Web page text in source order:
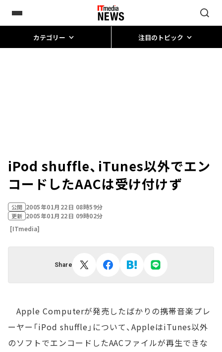
カテゴリー 注目のトピック
iPod shuffle、iTunes以外でエン
コードしたAACは受け付けず
公開 2005年01月22日 08時59分
更新 2005年01月22日 09時02分
[ITmedia]
Share
Apple Computerが発売したばかりの携帯音楽プレ
ーヤー「iPod shuffle」について、AppleはiTunes以外
のソフトでエンコードしたAACファイルが再生できな